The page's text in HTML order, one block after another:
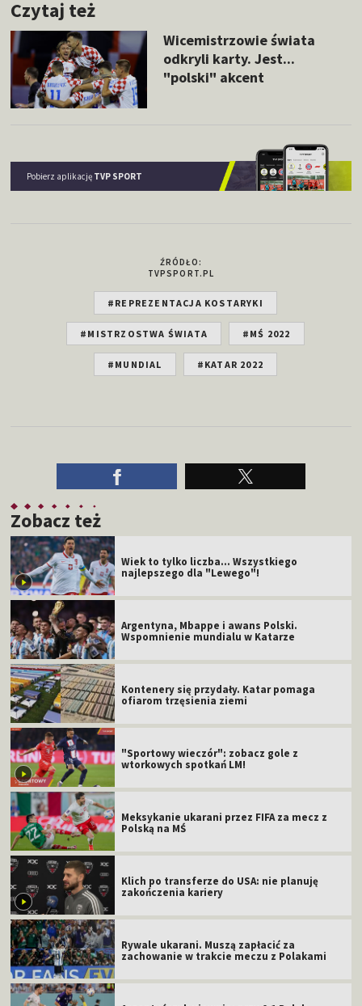
Czytaj też
Wicemistrzowie świata
odkryli karty. Jest...
"polski" akcent
Pobierz aplikację TVP SPORT
ŹRÓDŁO:
TVPSPORT.PL
#REPREZENTACJA KOSTARYKI
#MISTRZOSTWA ŚWIATA #MŚ 2022
#MUNDIAL #KATAR 2022
Zobacz też
Wiek to tylko liczba... Wszystkiego
najlepszego dla "Lewego"!
Argentyna, Mbappe i awans Polski.
Wspomnienie mundialu w Katarze
Kontenery się przydały. Katar pomaga
ofiarom trzęsienia ziemi
"Sportowy wieczór": zobacz gole z
wtorkowych spotkań LM!
Meksykanie ukarani przez FIFA za mecz z
Polską na MŚ
Klich po transferze do USA: nie planuję
zakończenia kariery
Rywale ukarani. Muszą zapłacić za
zachowanie w trakcie meczu z Polakami